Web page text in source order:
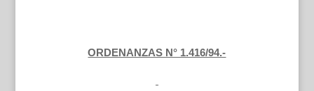
ORDENANZAS N° 1.416/94.-